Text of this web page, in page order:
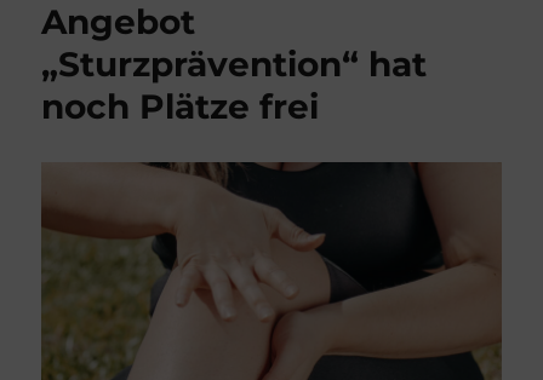
Angebot
„Sturzprävention“ hat
noch Plätze frei